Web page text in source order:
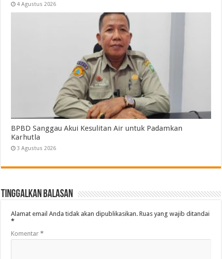
4 Agustus 2026
BPBD Sanggau Akui Kesulitan Air untuk Padamkan
Karhutla
3 Agustus 2026
Tinggalkan Balasan
Alamat email Anda tidak akan dipublikasikan. Ruas yang wajib ditandai
*
Komentar*